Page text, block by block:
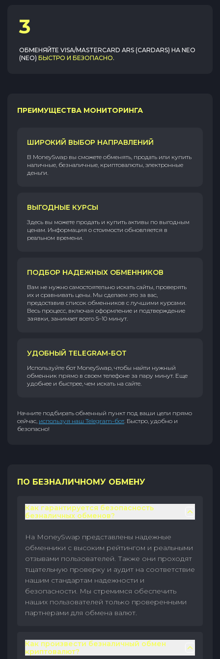
3
ОБМЕНЯЙТЕ VISA/MASTERCARD ARS (CARDARS) НА NEO
(NEO) БЫСТРО И БЕЗОПАСНО.
ПРЕИМУЩЕСТВА МОНИТОРИНГА
ШИРОКИЙ ВЫБОР НАПРАВЛЕНИЙ
В MoneySwap вы сможете обменять, продать или купить
наличные, безналичные, криптовалюты, электронные
деньги.
ВЫГОДНЫЕ КУРСЫ
Здесь вы можете продать и купить активы по выгодным
ценам. Информация о стоимости обновляется в
реальном времени.
ПОДБОР НАДЕЖНЫХ ОБМЕННИКОВ
Вам не нужно самостоятельно искать сайты, проверять
их и сравнивать цены. Мы сделаем это за вас,
предоставив список обменников с лучшими курсами.
Весь процесс, включая оформление и подтверждение
заявки, занимает всего 5–10 минут.
УДОБНЫЙ TELEGRAM-БОТ
Используйте бот MoneySwap, чтобы найти нужный
обменник прямо в своем телефоне за пару минут. Еще
удобнее и быстрее, чем искать на сайте.
Начните подбирать обменный пункт под ваши цели прямо
сейчас, используя наш Telegram-бот. Быстро, удобно и
безопасно!
ПО БЕЗНАЛИЧНОМУ ОБМЕНУ
Как гарантируется безопасность
безналичных обменов?
На MoneySwap представлены надежные
обменники с высоким рейтингом и реальными
отзывами пользователей. Также они проходят
тщательную проверку и аудит на соответствие
нашим стандартам надежности и
безопасности. Мы стремимся обеспечить
наших пользователей только проверенными
партнерами для обмена валют.
Как произвести безналичный обмен
криптовалют?